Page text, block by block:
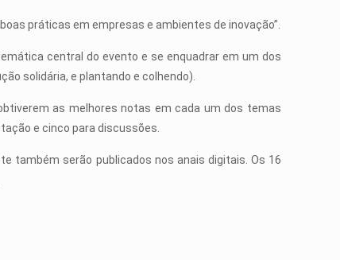
práticas em empresas e ambientes de inovação”.
central do evento e se enquadrar em um dos
solidária, e plantando e colhendo).
as melhores notas em cada um dos temas
e cinco para discussões.
também serão publicados nos anais digitais. Os 16